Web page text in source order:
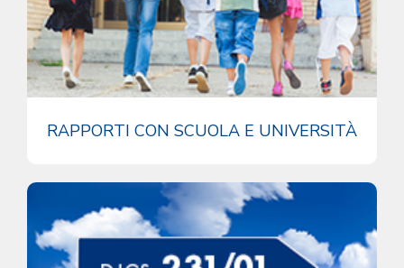
RAPPORTI CON SCUOLA E UNIVERSITÀ